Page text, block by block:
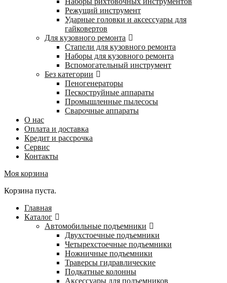
Режущий инструмент
Ударные головки и аксессуары для
гайковертов
Для кузовного ремонта
Стапели для кузовного ремонта
Наборы для кузовного ремонта
Вспомогательный инструмент
Без категории
Пеногенераторы
Пескоструйные аппараты
Промышленные пылесосы
Сварочные аппараты
О нас
Оплата и доставка
Кредит и рассрочка
Сервис
Контакты
Моя корзина
Корзина пуста.
Главная
Каталог
Автомобильные подъемники
Двухстоечные подъемники
Четырехстоечные подъемники
Ножничные подъемники
Траверсы гидравлические
Подкатные колонны
Аксессуары для подъемников